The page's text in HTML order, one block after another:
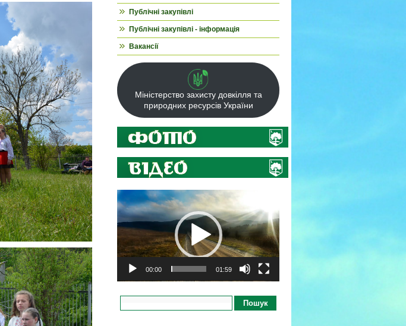
Публічні закупівлі
Публічні закупівлі - інформація
Вакансії
Міністерство захисту довкілля та
природних ресурсів України
Відеопрогравач
00:00 01:59
Пошук